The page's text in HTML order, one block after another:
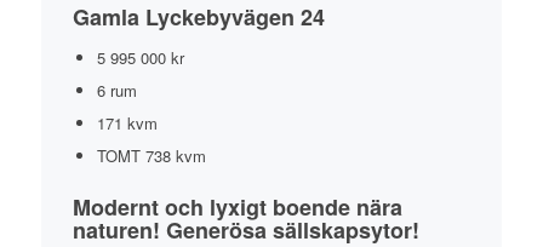
Gamla Lyckebyvägen 24
5 995 000 kr
6 rum
171 kvm
TOMT738 kvm
Modernt och lyxigt boende nära
naturen! Generösa sällskapsytor!